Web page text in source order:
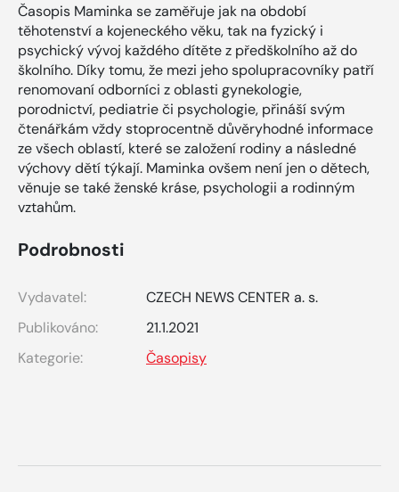
Časopis Maminka se zaměřuje jak na období
těhotenství a kojeneckého věku, tak na fyzický i
psychický vývoj každého dítěte z předškolního až do
školního. Díky tomu, že mezi jeho spolupracovníky patří
renomovaní odborníci z oblasti gynekologie,
porodnictví, pediatrie či psychologie, přináší svým
čtenářkám vždy stoprocentně důvěryhodné informace
ze všech oblastí, které se založení rodiny a následné
výchovy dětí týkají. Maminka ovšem není jen o dětech,
věnuje se také ženské kráse, psychologii a rodinným
vztahům.
Podrobnosti
Vydavatel:
CZECH NEWS CENTER a. s.
Publikováno:
21.1.2021
Kategorie:
Časopisy